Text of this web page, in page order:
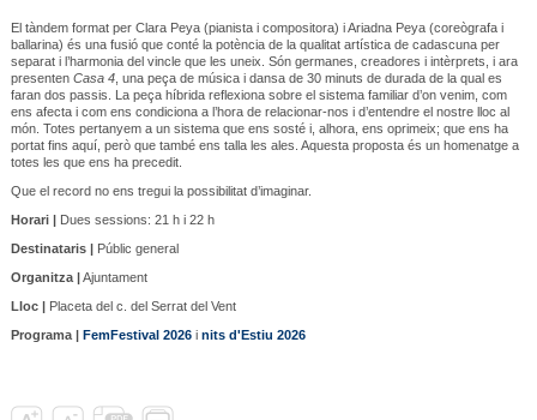
El tàndem format per Clara Peya (pianista i compositora) i Ariadna Peya (coreògrafa i
ballarina) és una fusió que conté la potència de la qualitat artística de cadascuna per
separat i l’harmonia del vincle que les uneix. Són germanes, creadores i intèrprets, i ara
presenten Casa 4, una peça de música i dansa de 30 minuts de durada de la qual es
faran dos passis. La peça híbrida reflexiona sobre el sistema familiar d’on venim, com
ens afecta i com ens condiciona a l’hora de relacionar-nos i d’entendre el nostre lloc al
món. Totes pertanyem a un sistema que ens sosté i, alhora, ens oprimeix; que ens ha
portat fins aquí, però que també ens talla les ales. Aquesta proposta és un homenatge a
totes les que ens ha precedit.
Que el record no ens tregui la possibilitat d’imaginar.
Horari |Dues sessions: 21 h i 22 h
Destinataris |Públic general
Organitza |Ajuntament
Lloc |Placeta del c. del Serrat del Vent
Programa | FemFestival 2026i nits d'Estiu 2026